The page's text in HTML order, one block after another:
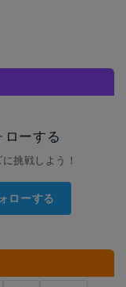
ローする
挑戦しよう！
ローする